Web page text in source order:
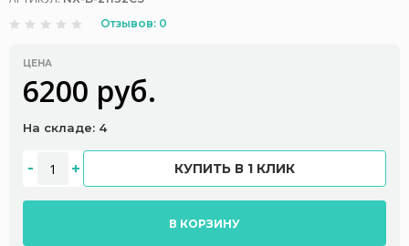
Отзывов: 0
ЦЕНА
6200 руб.
На складе: 4
КУПИТЬ В 1 КЛИК
В КОРЗИНУ